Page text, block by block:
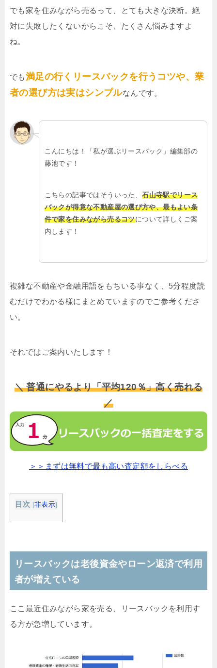
でも家を住みながら売るって、とても大きな決断。絶
対に失敗したくないからこそ、たくさん悩みますよ
ね。
でも満足の行くリースバックを行うコツや、業
者の選び方は実はシンプルなんです。
こんにちは！「私が選ぶリースバック」編集部の
藤池です！
こちらの記事ではそういった、石山寺駅でリース
バックが得意な不動産屋の選び方や、最もよい条
件で家を住みながら売るコツについて詳しくご案
内します！
複雑な不動産や金融用語をもちいる事なく、5分程度読
むだけでわかる様にまとめていますのでご参考くださ
い。
それではご案内いたします！
＼ 普通にやるより「平均120％」高く売れる
／
＞＞まずは無料で最も高い査定額をしらべる
目次 [非表示]
リースバックは老後資金やローン返済で利用
者が増えている
ここ最近住みながら家を売る、リースバックを利用す
る方が急増しています。